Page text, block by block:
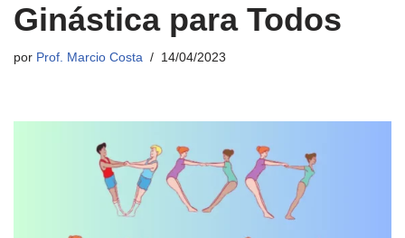
Ginástica para Todos
por Prof. Marcio Costa 14/04/2023